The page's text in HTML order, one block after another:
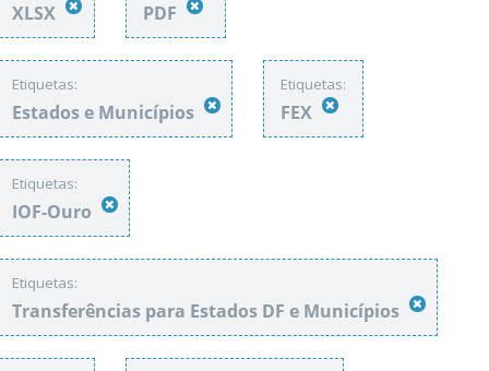
XLSX PDF
Etiquetas:
Estados e Municípios
Etiquetas:
FEX
Etiquetas:
IOF-Ouro
Etiquetas:
Transferências para Estados DF e Municípios